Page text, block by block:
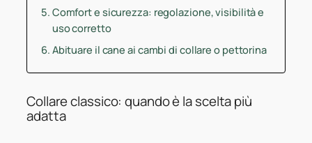
Comfort e sicurezza: regolazione, visibilità e
uso corretto
Abituare il cane ai cambi di collare o pettorina
Collare classico: quando è la scelta più
adatta